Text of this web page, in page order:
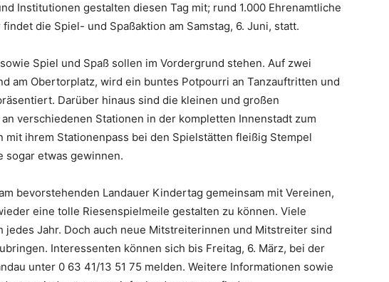
Institutionen gestalten diesen Tag mit; rund 1.000 Ehrenamtliche
die Spiel- und Spaßaktion am Samstag, 6. Juni, statt.
Spiel und Spaß sollen im Vordergrund stehen. Auf zwei
am Obertorplatz, wird ein buntes Potpourri an Tanzauftritten und
Darüber hinaus sind die kleinen und großen
verschiedenen Stationen in der kompletten Innenstadt zum
mit ihrem Stationenpass bei den Spielstätten fleißig Stempel
sogar etwas gewinnen.
bevorstehenden Landauer Kindertag gemeinsam mit Vereinen,
eine tolle Riesenspielmeile gestalten zu können. Viele
jedes Jahr. Doch auch neue Mitstreiterinnen und Mitstreiter sind
Interessenten können sich bis Freitag, 6. März, bei der
unter 0 63 41/13 51 75 melden. Weitere Informationen sowie